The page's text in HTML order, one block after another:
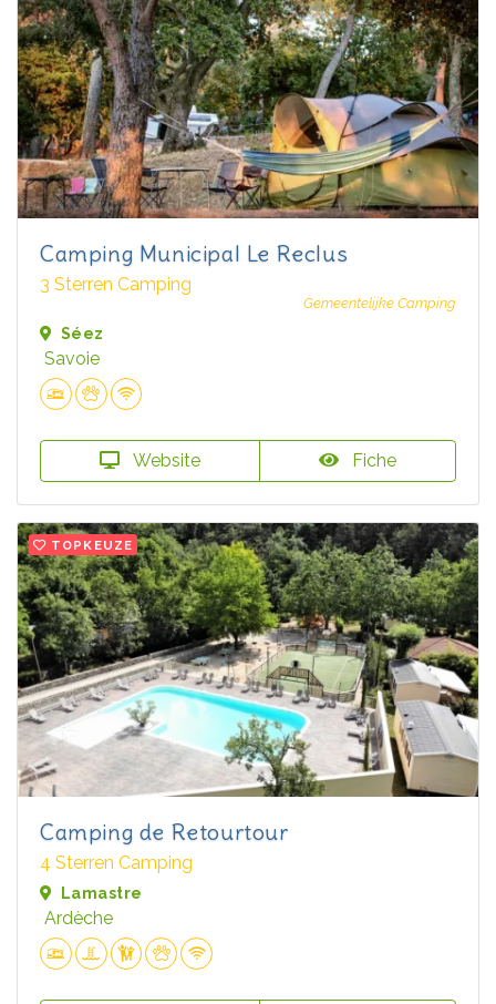
Camping Municipal Le Reclus
3 Sterren Camping
Gemeentelijke Camping
Séez
Savoie
Website Fiche
TOPKEUZE
Camping de Retourtour
4 Sterren Camping
Lamastre
Ardèche